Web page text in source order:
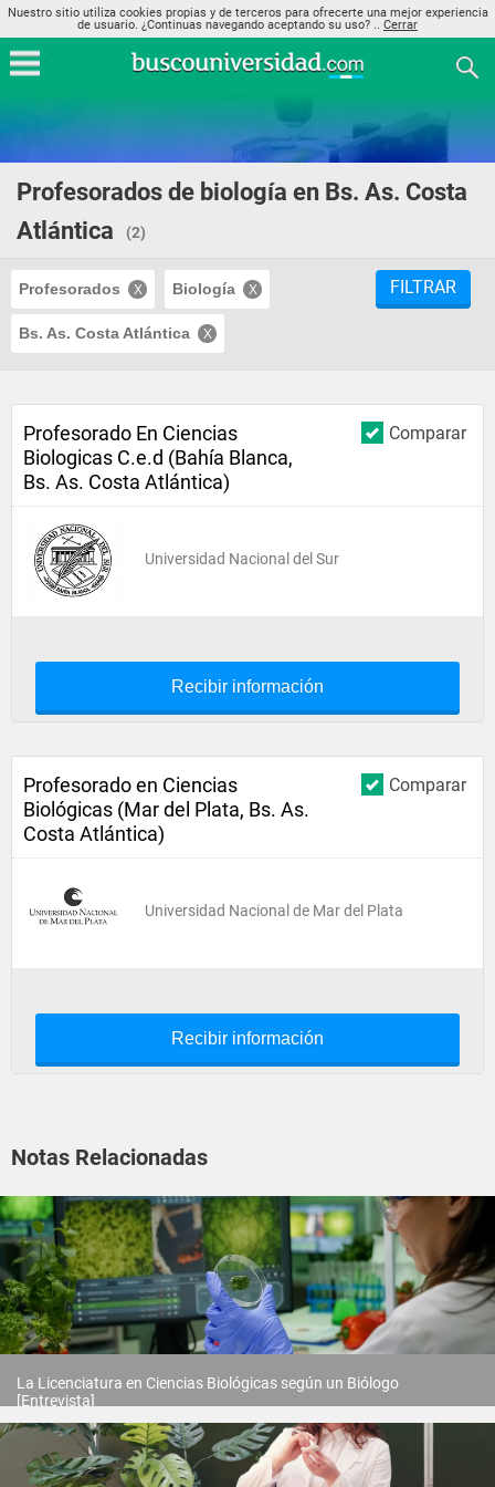
Nuestro sitio utiliza cookies propias y de terceros para ofrecerte una mejor experiencia
de usuario. ¿Continuas navegando aceptando su uso? .. Cerrar
Profesorados de biología en Bs. As. Costa
Atlántica
(2)
Profesorados Biología
Bs. As. Costa Atlántica
FILTRAR
Comparar
Profesorado En Ciencias
Biologicas C.e.d (Bahía Blanca,
Bs. As. Costa Atlántica)
Universidad Nacional del Sur
Recibir información
Comparar
Profesorado en Ciencias
Biológicas (Mar del Plata, Bs. As.
Costa Atlántica)
Universidad Nacional de Mar del Plata
Recibir información
Notas Relacionadas
La Licenciatura en Ciencias Biológicas según un Biólogo
[Entrevista]